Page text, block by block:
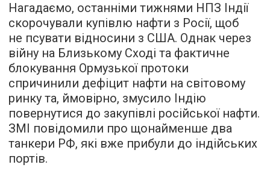
Нагадаємо, останніми тижнями НПЗ Індії
скорочували купівлю нафти з Росії, щоб
не псувати відносини з США. Однак через
війну на Близькому Сході та фактичне
блокування Ормузької протоки
спричинили дефіцит нафти на світовому
ринку та, ймовірно, змусило Індію
повернутися до закупівлі російської нафти.
ЗМІ повідомили про щонайменше два
танкери РФ, які вже прибули до індійських
портів.